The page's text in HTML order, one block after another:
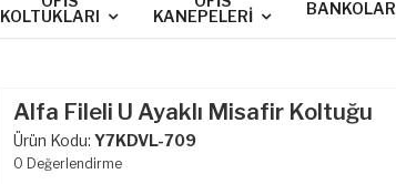
KOLTUKLARI
KANEPELERI
BANKOLAR
Alfa Fileli U Ayaklı Misafir Koltuğu
Ürün Kodu: Y7KDVL-709
0 Değerlendirme